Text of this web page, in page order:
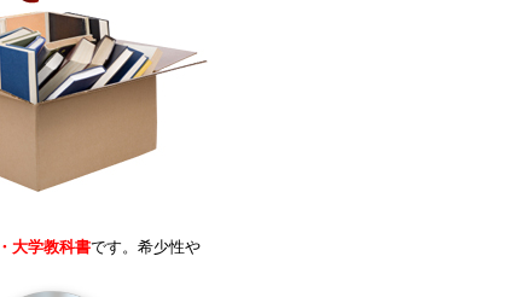
大学教科書です。希少性や